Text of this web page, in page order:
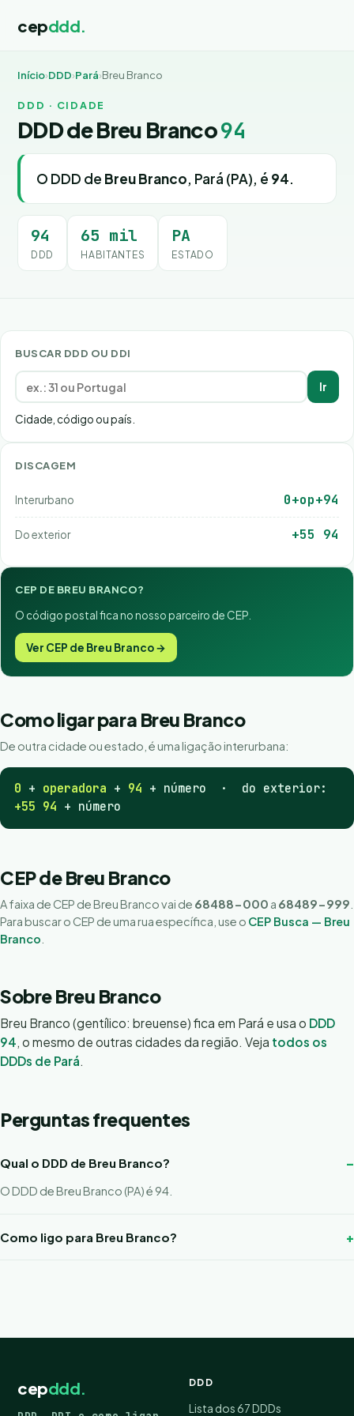
cepddd.
Início›DDD›Pará›Breu Branco
DDD · CIDADE
DDD de Breu Branco94
O DDD de Breu Branco, Pará (PA), é 94.
94
DDD
65 mil
HABITANTES
PA
ESTADO
BUSCAR DDD OU DDI
Ir
Cidade, código ou país.
DISCAGEM
Interurbano 0+op+94
Do exterior +55 94
CEP DE BREU BRANCO?
O código postal fica no nosso parceiro de CEP.
Ver CEP de Breu Branco →
Como ligar para Breu Branco
De outra cidade ou estado, é uma ligação interurbana:
0 + operadora + 94 + número · do exterior:
+55 94 + número
CEP de Breu Branco
A faixa de CEP de Breu Branco vai de 68488-000 a 68489-999
Para buscar o CEP de uma rua específica, use o CEP Busca — Breu
Branco
Sobre Breu Branco
Breu Branco (gentílico: breuense) fica em Pará e usa o DDD
94, o mesmo de outras cidades da região. Veja todos os
DDDs de Pará.
Perguntas frequentes
Qual o DDD de Breu Branco?
O DDD de Breu Branco (PA) é 94.
Como ligo para Breu Branco?
cepddd. DDD
Lista dos 67 DDDs